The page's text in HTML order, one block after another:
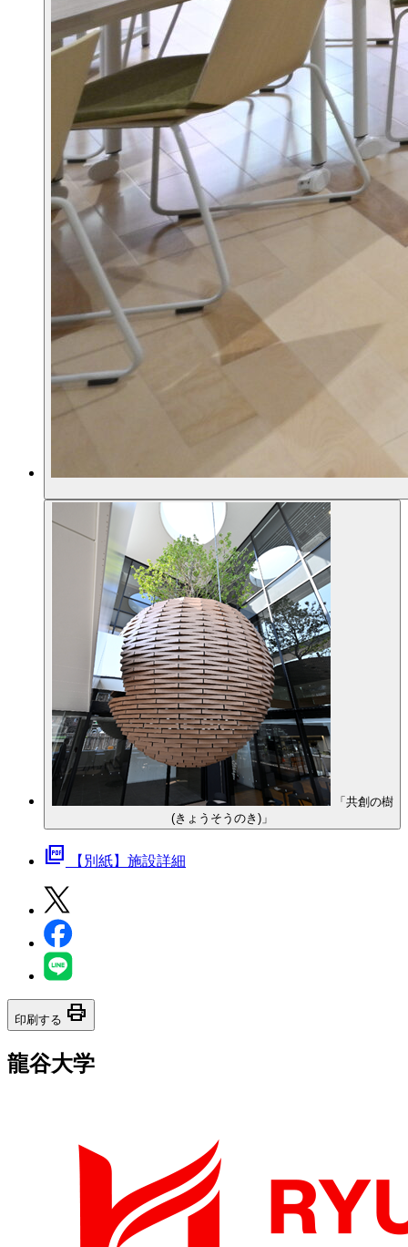
「共創の樹
(きょうそうのき)」
picture_as_pdf 【別紙】施設詳細
印刷する print
龍谷大学